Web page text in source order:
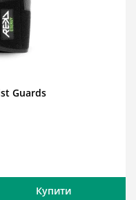
Guards
Купити